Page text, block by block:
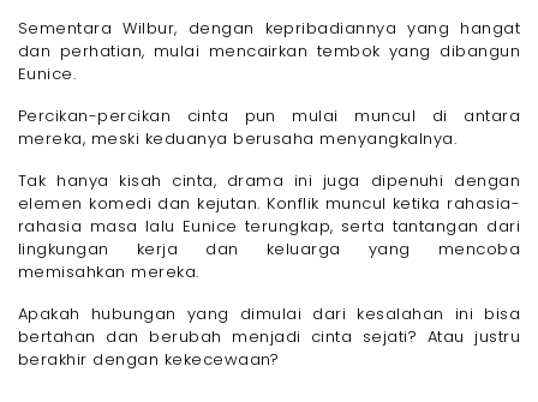
Sementara Wilbur, dengan kepribadiannya yang hangat
dan perhatian, mulai mencairkan tembok yang dibangun
Eunice.
Percikan-percikan cinta pun mulai muncul di antara
mereka, meski keduanya berusaha menyangkalnya.
Tak hanya kisah cinta, drama ini juga dipenuhi dengan
elemen komedi dan kejutan. Konflik muncul ketika rahasia-
rahasia masa lalu Eunice terungkap, serta tantangan dari
lingkungan kerja dan keluarga yang mencoba
memisahkan mereka.
Apakah hubungan yang dimulai dari kesalahan ini bisa
bertahan dan berubah menjadi cinta sejati? Atau justru
berakhir dengan kekecewaan?